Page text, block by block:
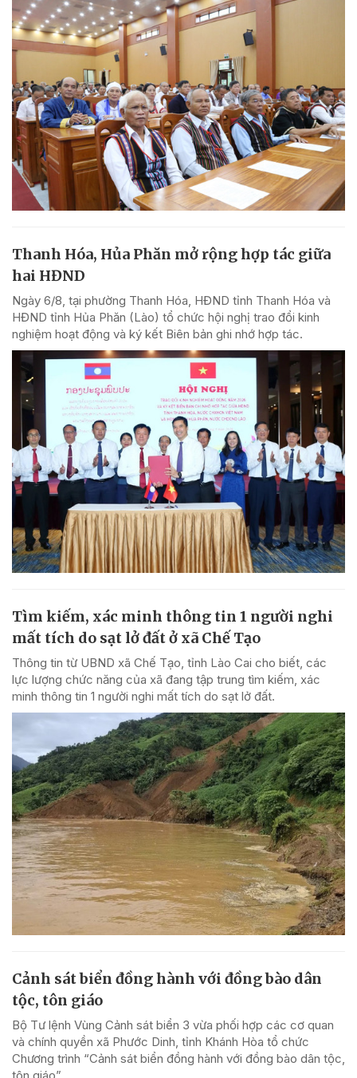
Thanh Hóa, Hủa Phăn mở rộng hợp tác giữa
hai HĐND
Ngày 6/8, tại phường Thanh Hóa, HĐND tỉnh Thanh Hóa và
HĐND tỉnh Hủa Phăn (Lào) tổ chức hội nghị trao đổi kinh
nghiệm hoạt động và ký kết Biên bản ghi nhớ hợp tác.
Tìm kiếm, xác minh thông tin 1 người nghi
mất tích do sạt lở đất ở xã Chế Tạo
Thông tin từ UBND xã Chế Tạo, tỉnh Lào Cai cho biết, các
lực lượng chức năng của xã đang tập trung tìm kiếm, xác
minh thông tin 1 người nghi mất tích do sạt lở đất.
Cảnh sát biển đồng hành với đồng bào dân
tộc, tôn giáo
Bộ Tư lệnh Vùng Cảnh sát biển 3 vừa phối hợp các cơ quan
và chính quyền xã Phước Dinh, tỉnh Khánh Hòa tổ chức
Chương trình “Cảnh sát biển đồng hành với đồng bào dân tộc,
tôn giáo”.